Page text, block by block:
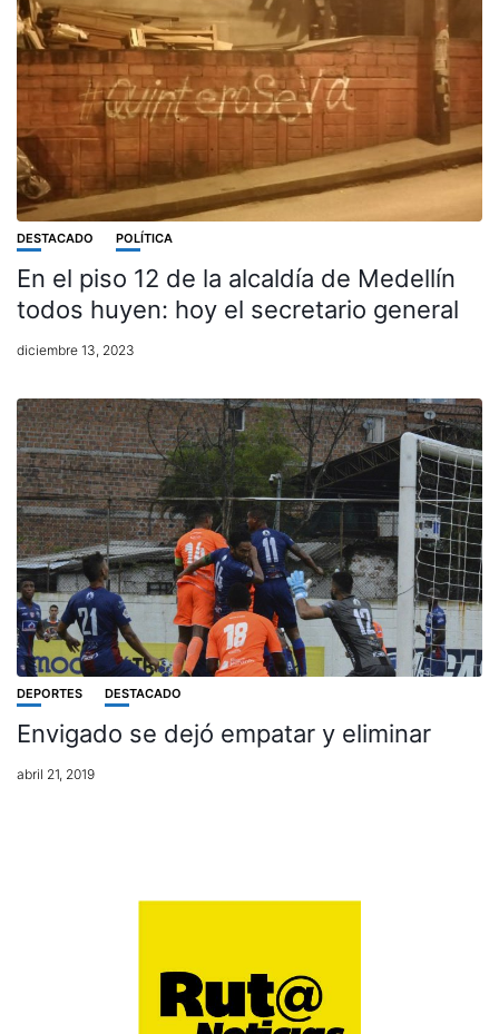
DESTACADO POLÍTICA
En el piso 12 de la alcaldía de Medellín
todos huyen: hoy el secretario general
diciembre 13, 2023
DEPORTES DESTACADO
Envigado se dejó empatar y eliminar
abril 21, 2019